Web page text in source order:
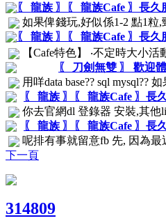
〖 龍族 〗〖 龍族Cafe 〗長
如果俾錢玩,好似係1-2 點1粒
〖 龍族 〗〖 龍族Cafe 〗長
【Cafe特色】 ‧不定時大小
〖 刀劍無雙 〗 歡迎
用咩data base?? sql mysql??
〖 龍族 〗〖 龍族Cafe 〗長
你去官網dl 登錄器 安裝,其他
〖 龍族 〗〖 龍族Cafe 〗長
呢排有事就留意fb 先, 因為
下一頁
314809